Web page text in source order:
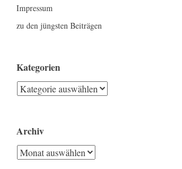
Impressum
zu den jüngsten Beiträgen
Kategorien
Kategorien
Archiv
Archiv